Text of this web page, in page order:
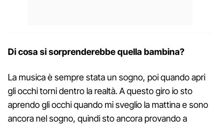
Di cosa si sorprenderebbe quella bambina?
La musica è sempre stata un sogno, poi quando apri
gli occhi torni dentro la realtà. A questo giro io sto
aprendo gli occhi quando mi sveglio la mattina e sono
ancora nel sogno, quindi sto ancora provando a